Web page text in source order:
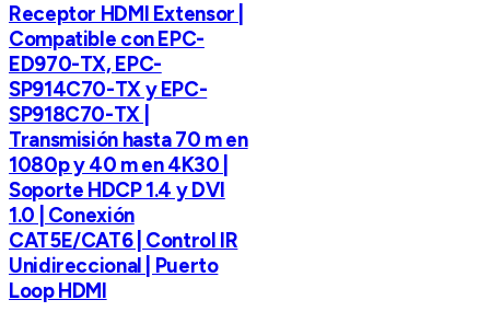
Receptor HDMI Extensor |
Compatible con EPC-
ED970-TX, EPC-
SP914C70-TX y EPC-
SP918C70-TX |
Transmisión hasta 70 m en
1080p y 40 m en 4K30 |
Soporte HDCP 1.4 y DVI
1.0 | Conexión
CAT5E/CAT6 | Control IR
Unidireccional | Puerto
Loop HDMI